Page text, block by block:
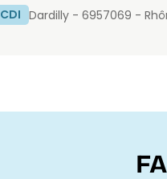
CDI Dardilly - 6957069 -